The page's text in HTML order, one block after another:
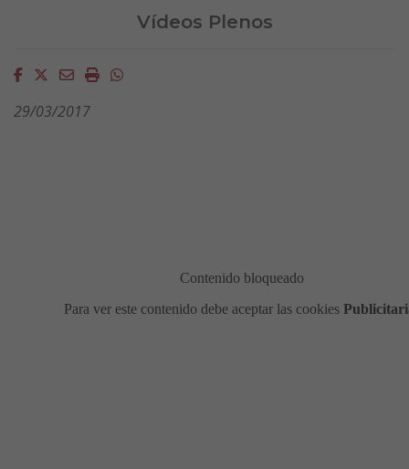
Vídeos Plenos
Facebook
Twitter
EmailImprimirWhatsapp
29/03/2017